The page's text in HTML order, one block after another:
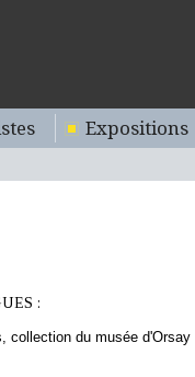
Expositions
:
collection du musée d'Orsay